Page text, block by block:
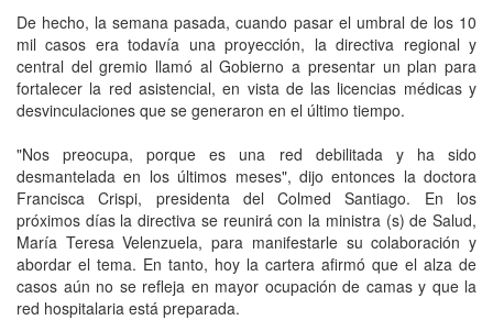
De hecho, la semana pasada, cuando pasar el umbral de los 10
mil casos era todavía una proyección, la directiva regional y
central del gremio llamó al Gobierno a presentar un plan para
fortalecer la red asistencial, en vista de las licencias médicas y
desvinculaciones que se generaron en el último tiempo.
"Nos preocupa, porque es una red debilitada y ha sido
desmantelada en los últimos meses", dijo entonces la doctora
Francisca Crispi, presidenta del Colmed Santiago. En los
próximos días la directiva se reunirá con la ministra (s) de Salud,
María Teresa Velenzuela, para manifestarle su colaboración y
abordar el tema. En tanto, hoy la cartera afirmó que el alza de
casos aún no se refleja en mayor ocupación de camas y que la
red hospitalaria está preparada.